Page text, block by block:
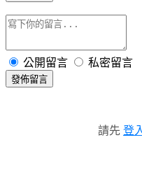
公開留言 私密留言
發佈留言
請先 登